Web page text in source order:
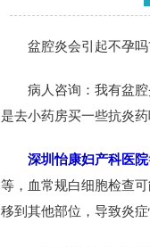
盆腔炎会引起不孕吗?
病人咨询：我有盆腔
是去小药房买一些抗炎
深圳怡康妇产科医院
等，血常规白细胞检查
移到其他部位，导致炎症